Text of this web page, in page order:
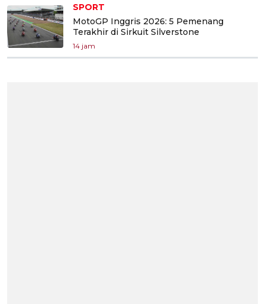
SPORT
MotoGP Inggris 2026: 5 Pemenang
Terakhir di Sirkuit Silverstone
14 jam